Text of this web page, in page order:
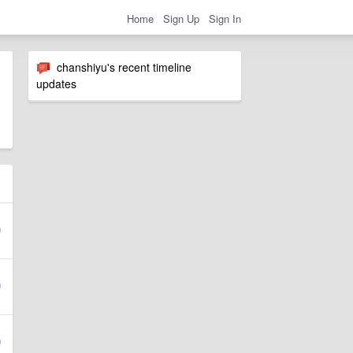
Home Sign Up Sign In
chanshiyu's recent timeline
updates